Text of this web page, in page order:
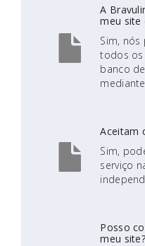
A
meu site
Sim,
todos os
banco
Aceitam
Sim,
serviço
Posso
meu site?